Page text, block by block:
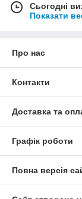
Сьогодні
Показати
Про нас
Контакти
Доставка та
Графік роботи
Повна версія